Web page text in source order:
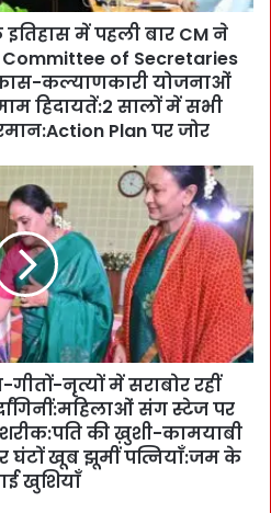
इतिहास में पहली बार CM ने
of Secretaries
कल्याणकारी योजनाओं
हिदायतें:2 सालों में सभी
Plan पर जोर
नृत्यों में सराबोर रहीं
संग स्टेज पर
शरीक:पति की ख़ुशी-कामयाबी
घंटों खूब झूमीं पत्नियाँ:जम के
खुशियाँ